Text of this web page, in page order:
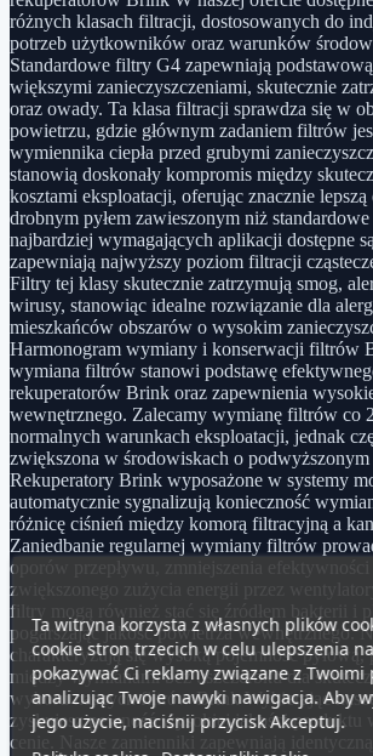
różnych klasach filtracji, dostosowanych do
potrzeb użytkowników oraz warunków
Standardowe filtry G4 zapewniają
większymi zanieczyszczeniami, skutecznie
oraz owady. Ta klasa filtracji sprawdza się w
powietrzu, gdzie głównym zadaniem filtrów
wymiennika ciepła przed grubymi
stanowią doskonały kompromis między
kosztami eksploatacji, oferując znacznie lepszą
drobnym pyłem zawieszonym niż
najbardziej wymagających aplikacji dostępne
zapewniają najwyższy poziom filtracji
Filtry tej klasy skutecznie zatrzymują smog,
wirusy, stanowiąc idealne rozwiązanie dla
mieszkańców obszarów o wysokim
Harmonogram wymiany i konserwacji filtrów
wymiana filtrów stanowi podstawę
rekuperatorów Brink oraz zapewnienia
wewnętrznego. Zalecamy wymianę filtrów co
normalnych warunkach eksploatacji, jednak
zwiększona w środowiskach o podwyższonym
Rekuperatory Brink wyposażone w systemy
automatycznie sygnalizują konieczność
różnicę ciśnień między komorą filtracyjną a
Zaniedbanie regularnej wymiany filtrów
oporów przepływu, zmniejszenia efektywności
zwiększonego zużycia energii przez
filtry mogą również stać się źródłem bakterii i
pogarszając jakość powietrza wewnętrznego.
charakteryzują się wysoką pojemność pyłową,
między wymianami bez uszczerbku dla
wyboru naszych filtrów Brink Wybierając
zyskujesz pewność wysokiej jakości produktu
cenie. Nasze zamienniki zapewniają
Ta witryna korzysta z własnych plików
cookie stron trzecich w celu ulepszenia
pokazywać Ci reklamy związane z
analizując Twoje nawyki nawigacja. Aby
jego użycie, naciśnij przycisk Akceptuj.